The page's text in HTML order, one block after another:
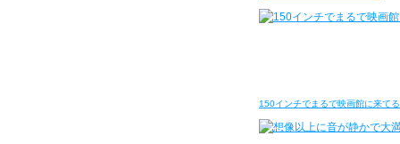
150インチでまるで映画館に来て